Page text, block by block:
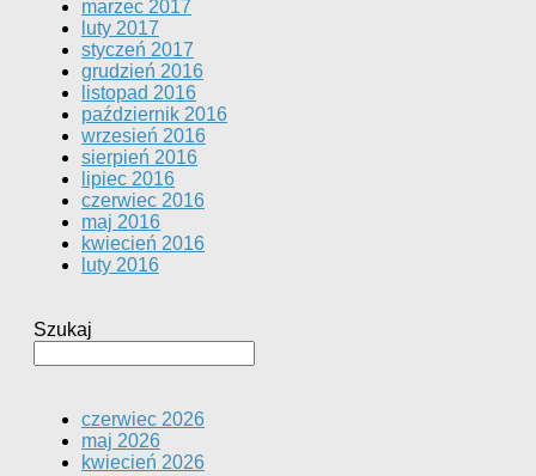
marzec 2017
luty 2017
styczeń 2017
grudzień 2016
listopad 2016
październik 2016
wrzesień 2016
sierpień 2016
lipiec 2016
czerwiec 2016
maj 2016
kwiecień 2016
luty 2016
Szukaj
czerwiec 2026
maj 2026
kwiecień 2026